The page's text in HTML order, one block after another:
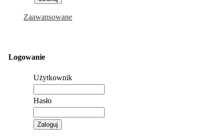
Zaawansowane
Logowanie
Użytkownik
Hasło